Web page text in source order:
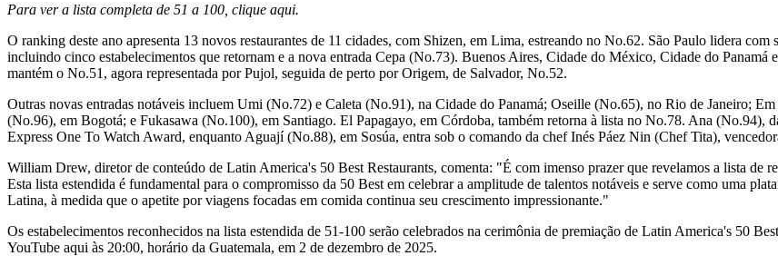
Para ver a lista completa de 51 a 100, clique aqui.
O ranking deste ano apresenta 13 novos restaurantes de 11 cidades, com Shizen, em Lima, estreando no No.62. São Paulo lidera com
incluindo cinco estabelecimentos que retornam e a nova entrada Cepa (No.73). Buenos Aires, Cidade do México, Cidade do Panamá e
mantém o No.51, agora representada por Pujol, seguida de perto por Origem, de Salvador, No.52.
Outras novas entradas notáveis incluem Umi (No.72) e Caleta (No.91), na Cidade do Panamá; Oseille (No.65), no Rio de Janeiro;
(No.96), em Bogotá; e Fukasawa (No.100), em Santiago. El Papagayo, em Córdoba, também retorna à lista no No.78. Ana (No.94),
Express One To Watch Award, enquanto Aguají (No.88), em Sosúa, entra sob o comando da chef Inés Páez Nin (Chef Tita),
William Drew, diretor de conteúdo de Latin America's 50 Best Restaurants, comenta: "É com imenso prazer que revelamos a lista
Esta lista estendida é fundamental para o compromisso da 50 Best em celebrar a amplitude de talentos notáveis e serve como uma
Latina, à medida que o apetite por viagens focadas em comida continua seu crescimento impressionante."
Os estabelecimentos reconhecidos na lista estendida de 51-100 serão celebrados na cerimônia de premiação de Latin America's 50
YouTube aqui às 20:00, horário da Guatemala, em 2 de dezembro de 2025.